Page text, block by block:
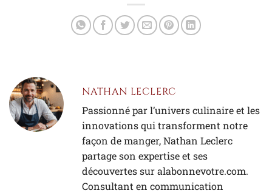
NATHAN LECLERC
Passionné par l’univers culinaire et les
innovations qui transforment notre
façon de manger, Nathan Leclerc
partage son expertise et ses
découvertes sur alabonnevotre.com.
Consultant en communication